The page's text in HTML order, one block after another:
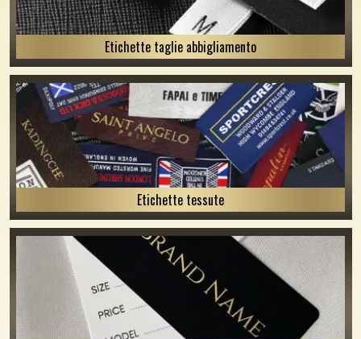
Etichette taglie abbigliamento
Etichette tessute